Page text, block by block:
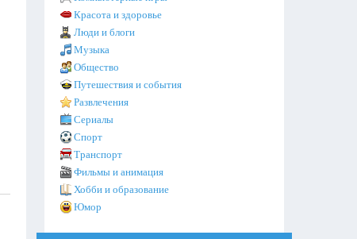
Красота и здоровье
Люди и блоги
Музыка
Общество
Путешествия и события
Развлечения
Сериалы
Спорт
Транспорт
Фильмы и анимация
Хобби и образование
Юмор